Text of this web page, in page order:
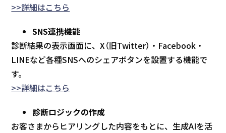
>>詳細はこちら
SNS連携機能
診断結果の表示画面に、X（旧Twitter）・Facebook・
LINEなど各種SNSへのシェアボタンを設置する機能で
す。
>>詳細はこちら
診断ロジックの作成
お客さまからヒアリングした内容をもとに、生成AIを活